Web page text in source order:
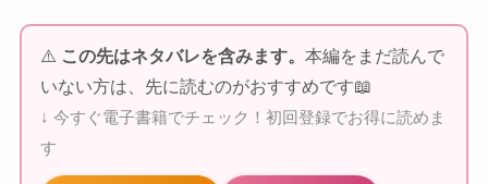
⚠️ この先はネタバレを含みます。本編をまだ読んで
いない方は、先に読むのがおすすめです📖
↓ 今すぐ電子書籍でチェック！初回登録でお得に読めま
す